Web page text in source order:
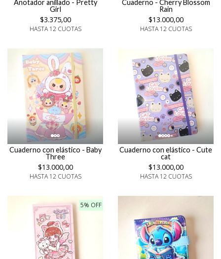
Anotador anillado - Pretty
Girl
$3.375,00
HASTA 12 CUOTAS
Cuaderno - Cherry Blossom
Rain
$13.000,00
HASTA 12 CUOTAS
Cuaderno con elástico - Baby
Three
$13.000,00
HASTA 12 CUOTAS
Cuaderno con elástico - Cute
cat
$13.000,00
HASTA 12 CUOTAS
5% OFF